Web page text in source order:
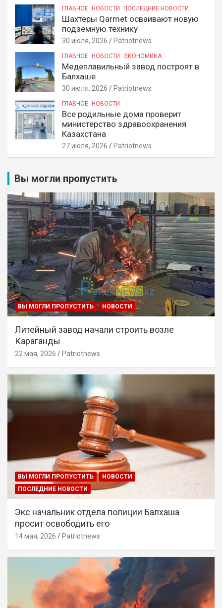
ГЛАВНОЕ НОВОСТИ ПОСЛЕДНИЕ НОВОСТИ
Шахтеры Qarmet осваивают новую
подземную технику
30 июля, 2026 Patriotnews
ГЛАВНОЕ НОВОСТИ ЭКОНОМИКА
Медеплавильный завод построят в
Балхаше
30 июля, 2026 Patriotnews
ГЛАВНОЕ НОВОСТИ
Все родильные дома проверит
министерство здравоохранения
Казахстана
27 июля, 2026 Patriotnews
Вы могли пропустить
ВЫ МОГЛИ ПРОПУСТИТЬ НОВОСТИ
Литейный завод начали строить возле
Караганды
22 мая, 2026 Patriotnews
ВЫ МОГЛИ ПРОПУСТИТЬ
НОВОСТИ
ПОСЛЕДНИЕ НОВОСТИ
Экс начальник отдела полиции Балхаша
просит освободить его
14 мая, 2026 Patriotnews